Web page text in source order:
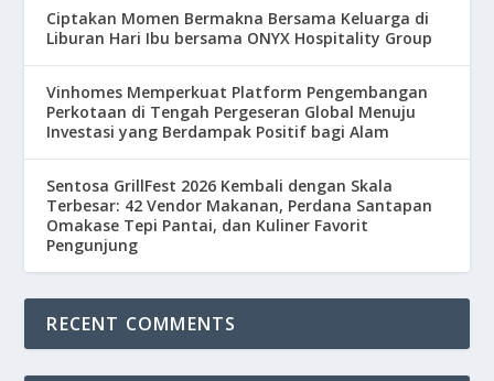
Ciptakan Momen Bermakna Bersama Keluarga di
Liburan Hari Ibu bersama ONYX Hospitality Group
Vinhomes Memperkuat Platform Pengembangan
Perkotaan di Tengah Pergeseran Global Menuju
Investasi yang Berdampak Positif bagi Alam
Sentosa GrillFest 2026 Kembali dengan Skala
Terbesar: 42 Vendor Makanan, Perdana Santapan
Omakase Tepi Pantai, dan Kuliner Favorit
Pengunjung
RECENT COMMENTS